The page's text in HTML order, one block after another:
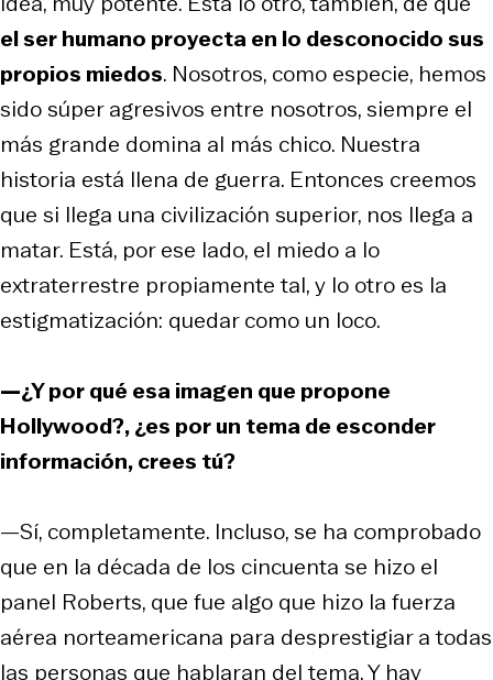
el ser humano proyecta en lo desconocido sus
propios miedos. Nosotros, como especie, hemos
sido súper agresivos entre nosotros, siempre el
más grande domina al más chico. Nuestra
historia está llena de guerra. Entonces creemos
que si llega una civilización superior, nos llega a
matar. Está, por ese lado, el miedo a lo
extraterrestre propiamente tal, y lo otro es la
estigmatización: quedar como un loco.
—¿Y por qué esa imagen que propone
Hollywood?, ¿es por un tema de esconder
información, crees tú?
—Sí, completamente. Incluso, se ha comprobado
que en la década de los cincuenta se hizo el
panel Roberts, que fue algo que hizo la fuerza
aérea norteamericana para desprestigiar a todas
las personas que hablaran del tema. Y hay